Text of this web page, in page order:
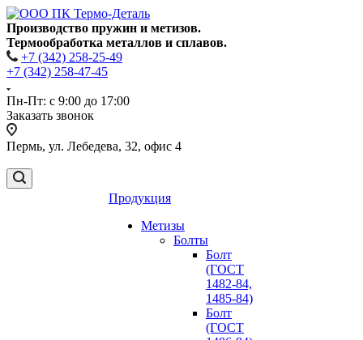
Производство пружин и метизов.
Термообработка металлов и сплавов.
+7 (342) 258-25-49
+7 (342) 258-47-45
Пн-Пт: с 9:00 до 17:00
Заказать звонок
Пермь, ул. Лебедева, 32, офис 4
Продукция
Метизы
Болты
Болт
(ГОСТ
1482-84,
1485-84)
Болт
(ГОСТ